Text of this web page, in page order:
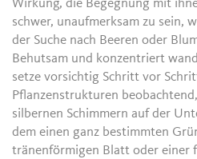
Wirkung, die Begegnung mit
schwer, unaufmerksam zu sein,
der Suche nach Beeren oder
Behutsam und konzentriert
setze vorsichtig Schritt vor
Pflanzenstrukturen
silbernen Schimmern auf der
dem einen ganz bestimmten
tränenförmigen Blatt oder einer